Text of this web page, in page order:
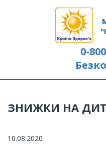
0-
ЗНИЖКИ НА
10.08.2020